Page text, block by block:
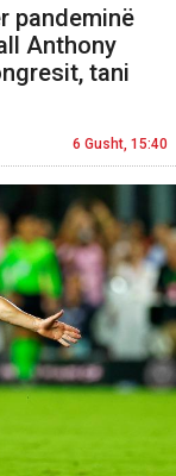
pandeminë
Anthony
tani
6 Gusht, 15:40